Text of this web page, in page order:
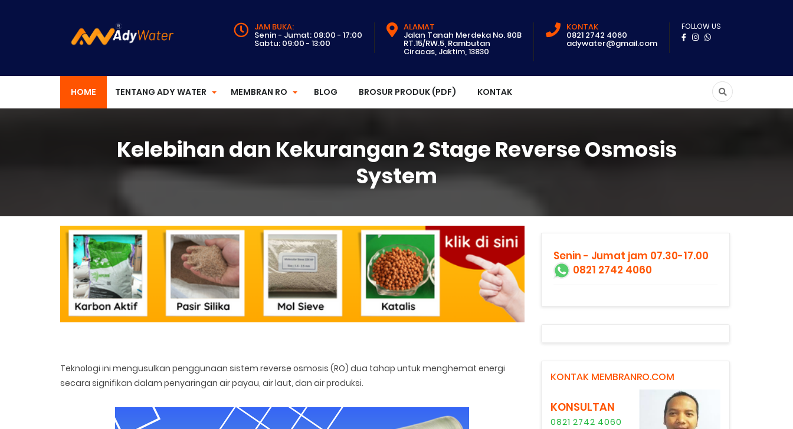
JAM BUKA:
Senin - Jumat: 08:00 - 17:00
Sabtu: 09:00 - 13:00
ALAMAT
Jalan Tanah Merdeka No. 80B
RT.15/RW.5, Rambutan
Ciracas, Jaktim, 13830
KONTAK
0821 2742 4060
adywater@gmail.com
FOLLOW US
HOME TENTANG ADY WATER MEMBRAN RO BLOG BROSUR PRODUK (PDF) KONTAK
Kelebihan dan Kekurangan 2 Stage Reverse Osmosis
System
Teknologi ini mengusulkan penggunaan sistem reverse osmosis (RO) dua tahap untuk menghemat energi
secara signifikan dalam penyaringan air payau, air laut, dan air produksi.
Senin - Jumat jam 07.30-17.00
0821 2742 4060
KONTAK MEMBRANRO.COM
KONSULTAN
0821 2742 4060